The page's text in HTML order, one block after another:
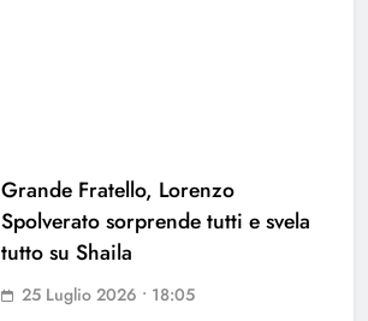
Grande Fratello, Lorenzo
Spolverato sorprende tutti e svela
tutto su Shaila
25 Luglio 2026 • 18:05